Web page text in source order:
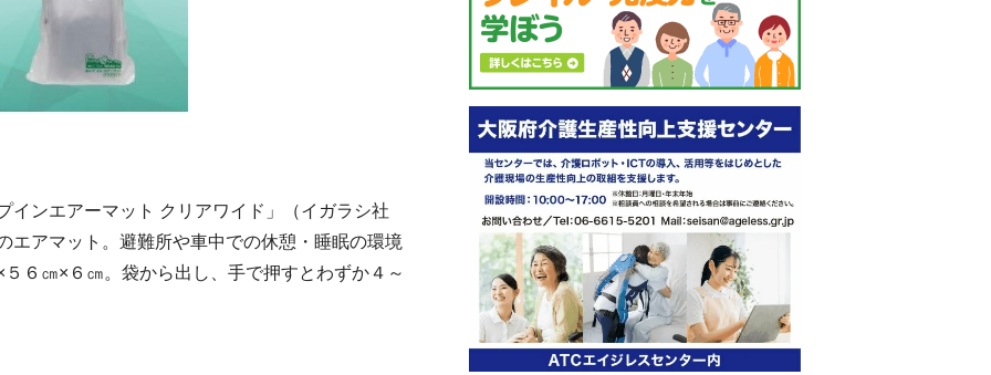
ンエアーマット クリアワイド」（イガラシ社
エアマット。避難所や車中での休憩・睡眠の環境
６㎝×６㎝。袋から出し、手で押すとわずか４～